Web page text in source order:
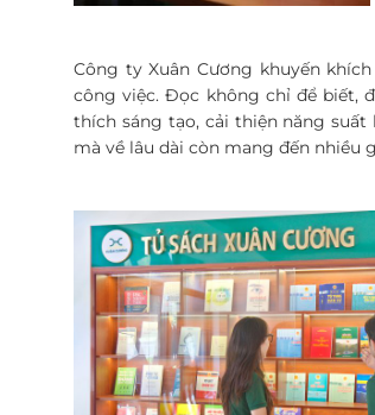
Công ty Xuân Cương khuyến
công việc. Đọc không chỉ để biết,
thích sáng tạo, cải thiện năng
mà về lâu dài còn mang đến nhiều